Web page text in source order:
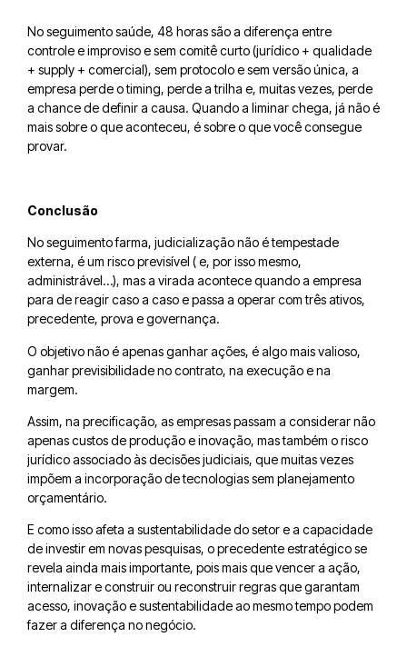
No seguimento saúde, 48 horas são a diferença entre
controle e improviso e sem comitê curto (jurídico + qualidade
+ supply + comercial), sem protocolo e sem versão única, a
empresa perde o timing, perde a trilha e, muitas vezes, perde
a chance de definir a causa. Quando a liminar chega, já não é
mais sobre o que aconteceu, é sobre o que você consegue
provar.
Conclusão
No seguimento farma, judicialização não é tempestade
externa, é um risco previsível ( e, por isso mesmo,
administrável…), mas a virada acontece quando a empresa
para de reagir caso a caso e passa a operar com três ativos,
precedente, prova e governança.
O objetivo não é apenas ganhar ações, é algo mais valioso,
ganhar previsibilidade no contrato, na execução e na
margem.
Assim, na precificação, as empresas passam a considerar não
apenas custos de produção e inovação, mas também o risco
jurídico associado às decisões judiciais, que muitas vezes
impõem a incorporação de tecnologias sem planejamento
orçamentário.
E como isso afeta a sustentabilidade do setor e a capacidade
de investir em novas pesquisas, o precedente estratégico se
revela ainda mais importante, pois mais que vencer a ação,
internalizar e construir ou reconstruir regras que garantam
acesso, inovação e sustentabilidade ao mesmo tempo podem
fazer a diferença no negócio.